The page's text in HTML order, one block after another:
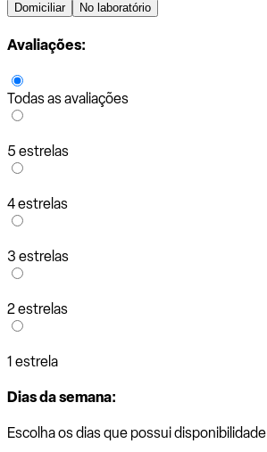
Domiciliar No laboratório
Avaliações:
Todas as avaliações
5 estrelas
4 estrelas
3 estrelas
2 estrelas
1 estrela
Dias da semana:
Escolha os dias que possui disponibilidade